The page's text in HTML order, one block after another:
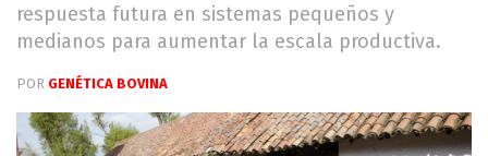
respuesta futura en sistemas pequeños y
medianos para aumentar la escala productiva.
POR GENÉTICA BOVINA